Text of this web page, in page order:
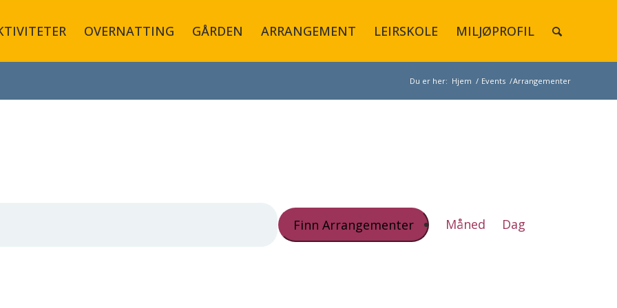
OVERNATTING GÅRDEN ARRANGEMENT LEIRSKOLE MILJØPROFIL
Du er her: Hjem / Events /Arrangementer
Finn Arrangementer Views
Navigation
Måned Dag